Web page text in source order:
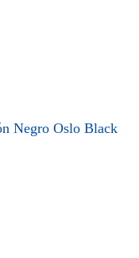
Negro Oslo Black